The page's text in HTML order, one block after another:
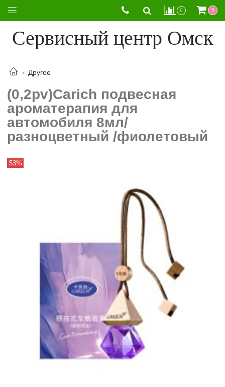
0 0
Сервисный центр Омск
Другое
(0,2pv)Carich подвесная
ароматерапия для
автомобиля 8мл/
разноцветный /фиолетовый
53%